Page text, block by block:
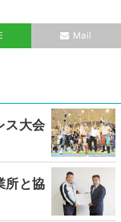
Mail
ス大会
所と協